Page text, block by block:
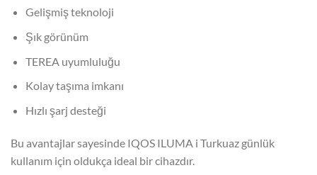
Gelişmiş teknoloji
Şık görünüm
TEREA uyumluluğu
Kolay taşıma imkanı
Hızlı şarj desteği
Bu avantajlar sayesinde IQOS ILUMA i Turkuaz günlük
kullanım için oldukça ideal bir cihazdır.